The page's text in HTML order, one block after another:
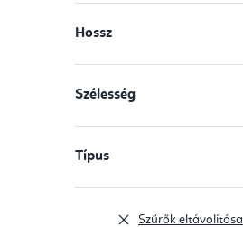
Hossz
Szélesség
Típus
Szűrők eltávolítása